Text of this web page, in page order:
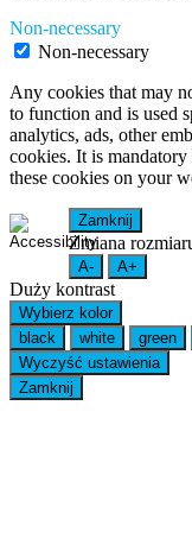
Non-necessary
Non-necessary
Any cookies that may
to function and is used
analytics, ads, other
cookies. It is
these cookies on your
Zamknij
Zmiana
A- A+
Duży kontrast
Wybierz kolor
black
white green
Wyczyść ustawienia
Zamknij